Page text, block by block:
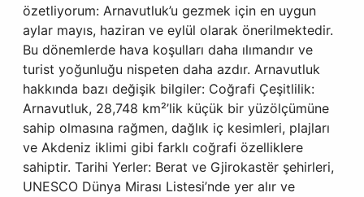
özetliyorum: Arnavutluk’u gezmek için en uygun
aylar mayıs, haziran ve eylül olarak önerilmektedir.
Bu dönemlerde hava koşulları daha ılımandır ve
turist yoğunluğu nispeten daha azdır. Arnavutluk
hakkında bazı değişik bilgiler: Coğrafi Çeşitlilik:
Arnavutluk, 28,748 km²’lik küçük bir yüzölçümüne
sahip olmasına rağmen, dağlık iç kesimleri, plajları
ve Akdeniz iklimi gibi farklı coğrafi özelliklere
sahiptir. Tarihi Yerler: Berat ve Gjirokastër şehirleri,
UNESCO Dünya Mirası Listesi’nde yer alır ve